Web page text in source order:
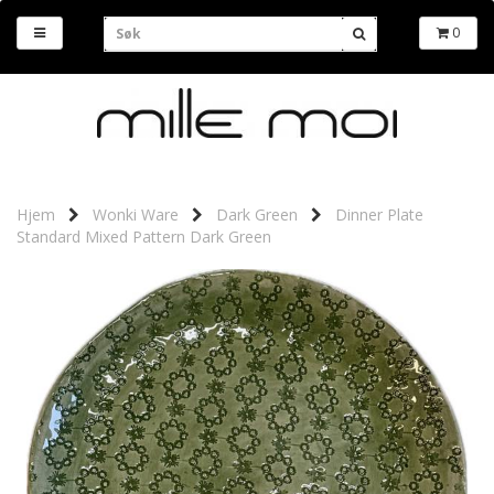
0
Hjem Wonki Ware Dark Green
Dinner Plate
Standard Mixed Pattern Dark Green